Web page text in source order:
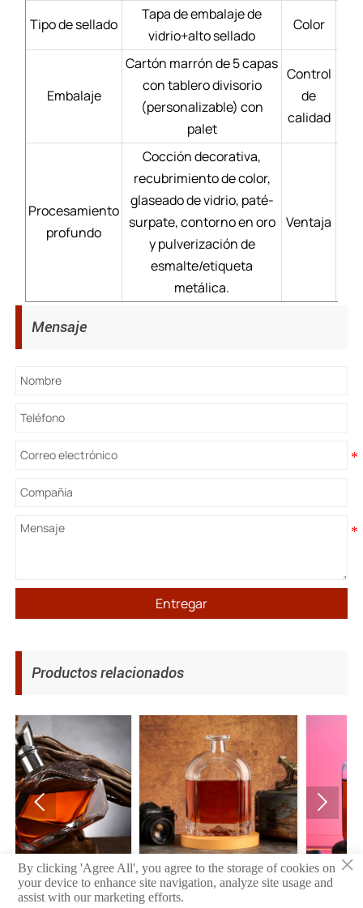
Tipo de sellado
Tapa de embalaje de
vidrio+alto sellado
Color
Embalaje
Cartón marrón de 5 capas
con tablero divisorio
(personalizable) con
palet
Control
de
calidad
Procesamiento
profundo
Cocción decorativa,
recubrimiento de color,
glaseado de vidrio, paté-
surpate, contorno en oro
y pulverización de
esmalte/etiqueta
metálica.
Ventaja
Mensaje
Entregar
Productos relacionados
vino Botella de vino Botella de
 
×
By clicking 'Agree All', you agree to the storage of cookies on
your device to enhance site navigation, analyze site usage and
assist with our marketing efforts.